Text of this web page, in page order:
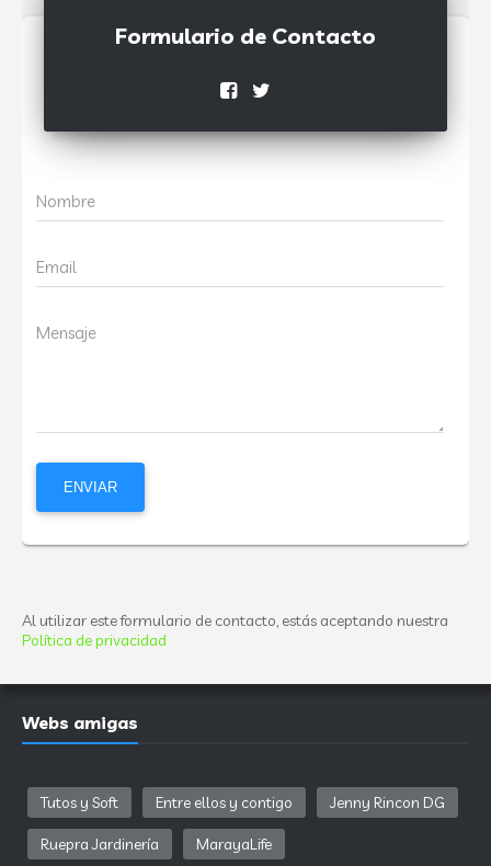
Formulario de Contacto
Nombre
Email
Mensaje
Al utilizar este formulario de contacto, estás aceptando nuestra
Política de privacidad
Webs amigas
Tutos y Soft Entre ellos y contigo Jenny Rincon DG
Ruepra Jardinería MarayaLife